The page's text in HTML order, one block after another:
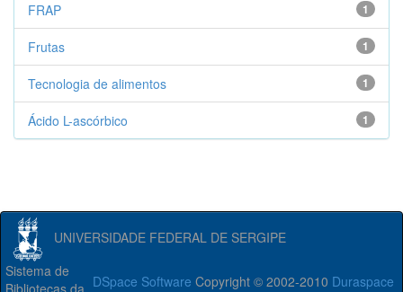
1
FRAP
1
Frutas
1
Tecnologia de alimentos
1
Ácido L-ascórbico
UNIVERSIDADE FEDERAL DE SERGIPE
DSpace Software Copyright © 2002-2010 Duraspace
Sistema de
Bibliotecas da